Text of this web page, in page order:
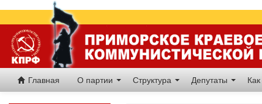
Главная О партии Структура Депутаты